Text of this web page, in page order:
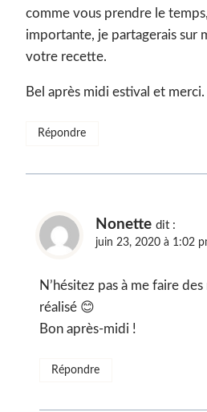
comme vous prendre le
importante, je partagerais sur
votre recette.
Bel après midi estival et
Répondre
Nonette dit :
juin 23, 2020 à 1:02
N’hésitez pas à me faire
réalisé 😊
Bon après-midi !
Répondre